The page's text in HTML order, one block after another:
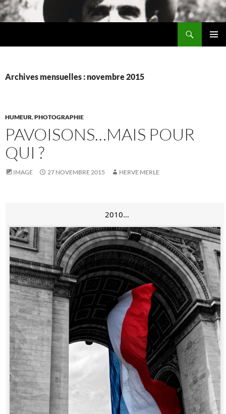
Aller
au
Archives mensuelles : novembre 2015
HUMEUR,PHOTOGRAPHIE
PAVOISONS…MAIS POUR
QUI ?
IMAGE 27 NOVEMBRE 2015 HERVE MERLE
2010…